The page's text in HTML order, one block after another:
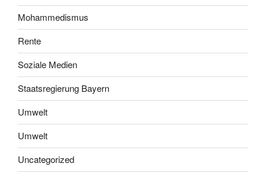
Mohammedismus
Rente
Soziale Medien
Staatsregierung Bayern
Umwelt
Umwelt
Uncategorized